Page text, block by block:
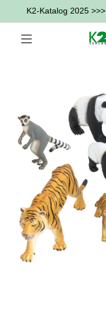
K2-Katalog 2025 >>>